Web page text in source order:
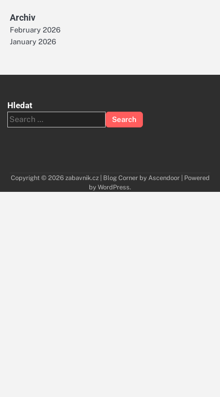
Archiv
February 2026
January 2026
Hledat
Search
for:
Copyright © 2026 zabavnik.cz| Blog Corner by Ascendoor| Powered
by WordPress.